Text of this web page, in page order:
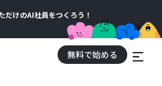
だけのAI社員をつくろう！
無料で始める